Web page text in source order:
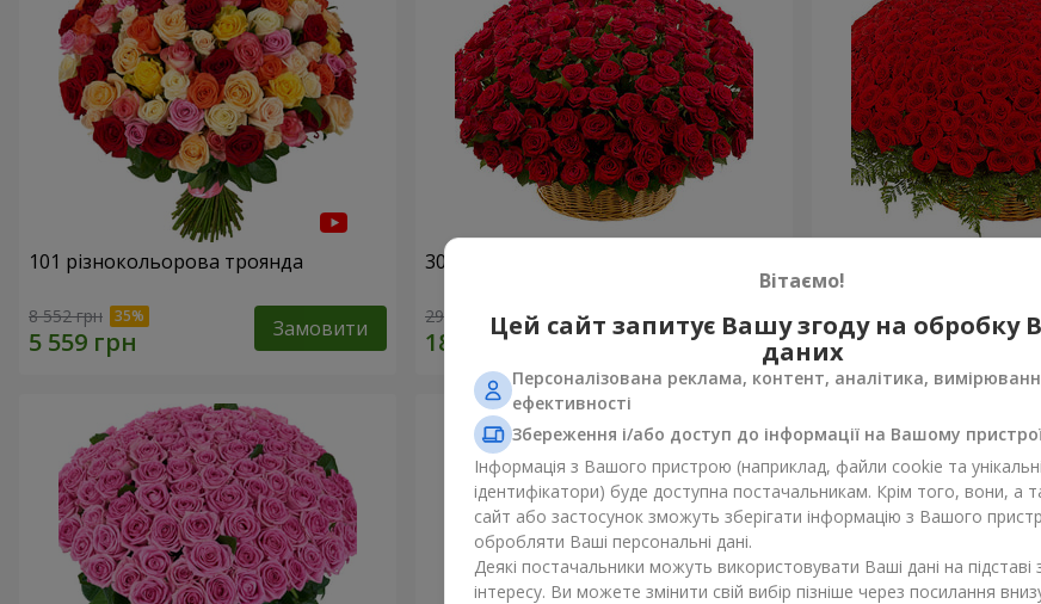
101 різнокольорова троянда
8 552 грн Замовити
301 червона троянда
29 229 грн Замовити 58 362 грн
Вітаємо!
Цей сайт запитує Вашу згоду на обробку
даних
Персоналізована реклама, контент, аналітика,
ефективності
Збереження і/або доступ до інформації на Вашому
Інформація з Вашого пристрою (наприклад, файли cookie та унікальні
ідентифікатори) буде доступна постачальникам. Крім того, вони, а
сайт або застосунок зможуть зберігати інформацію з Вашого
обробляти Ваші персональні дані.
Деякі постачальники можуть використовувати Ваші дані на підставі
інтересу. Ви можете змінити свій вибір пізніше через посилання